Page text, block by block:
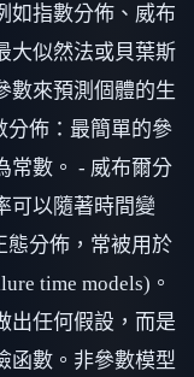
如指數分佈、威布
大似然法或貝葉斯
數來預測個體的生
分佈：最簡單的參
常數。 - 威布爾分
可以隨著時間變
態分佈，常被用於
time models)。
出任何假設，而是
函數。非參數模型